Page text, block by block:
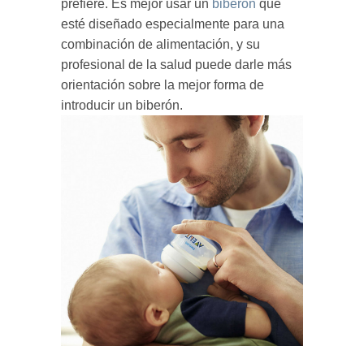
prefiere. Es mejor usar un biberón que
esté diseñado especialmente para una
combinación de alimentación, y su
profesional de la salud puede darle más
orientación sobre la mejor forma de
introducir un biberón.